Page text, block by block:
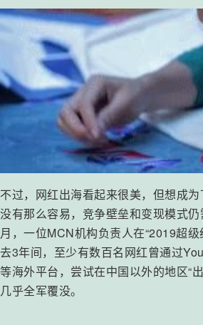
不过，网红出海看起来很美，但想成为
没有那么容易，竞争壁垒和变现模式
月，一位MCN机构负责人在“2019超级
去3年间，至少有数百名网红曾通过
等海外平台，尝试在中国以外的地区“
几乎全军覆没。